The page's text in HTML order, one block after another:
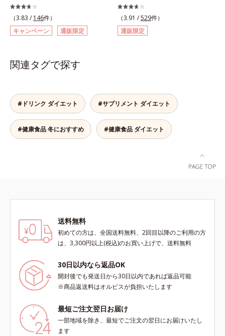
ち”を応援。年齢を重ねるほど、ダ
イエットが続かないと感じる方に。
チョークベリーとも呼ばれる東欧産
の健康果実アロニアの、アロニアア
トする、ダイエットサポートサプリ
にこだわり、その特有成分を抽出。
安定して一定量配合できるよう、規
格化しました。オルビスのアロニア
シリーズNo.1の配合量を誇る、ア
ロニアアントシアニン30mg(*)を含
やし、年齢ダイエットを熱く応援し
ます。* スーパーアロニアEXはアロ
ニアエキスを135mg配合してお
ン30mgが含有されています（2粒
当り）。
（3.83 / 146件）
キャンペーン
通販限定
コーンやクルトン、鶏肉のような食
感の大豆たんぱくなど、具だくさん
の「食べる」スープです。ボリュー
ム感のある食べごたえで、お腹にし
制限で心配な栄養面もしっかりカバ
ー。ビタミン10種とミネラル2種を
約1/3日分、食物繊維を4.0gも配合
し、満腹感と朝のスッキリを期待で
きます。＊吸収しやすいコラーゲン
（3.91 /529件）
通販限定
関連タグで探す
#ドリンク ダイエット #サプリメント ダイエット
#健康食品 冬におすすめ #健康食品 ダイエット
送料無料
初めての方は、全国送料無料、2回目以降のご利用の方
は、3,300円以上(税込)のお買い上げで、送料無料
30日以内なら返品OK
開封後でも発送日から30日以内であれば返品可能
※商品返送料はオルビスが負担いたします
最短ご注文翌日お届け
一部地域を除き、最短でご注文の翌日にお届けいたし
ます